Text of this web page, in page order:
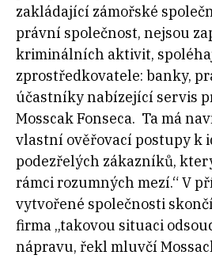
zakládající zámořské
právní společnost, nejsou
kriminálních aktivit,
zprostředkovatele: banky,
účastníky nabízející servis
Mosscak Fonseca. Ta má
vlastní ověřovací postupy k
podezřelých zákazníků,
rámci rozumných mezí.“ V
vytvořené společnosti
firma „takovou situaci
nápravu, řekl mluvčí